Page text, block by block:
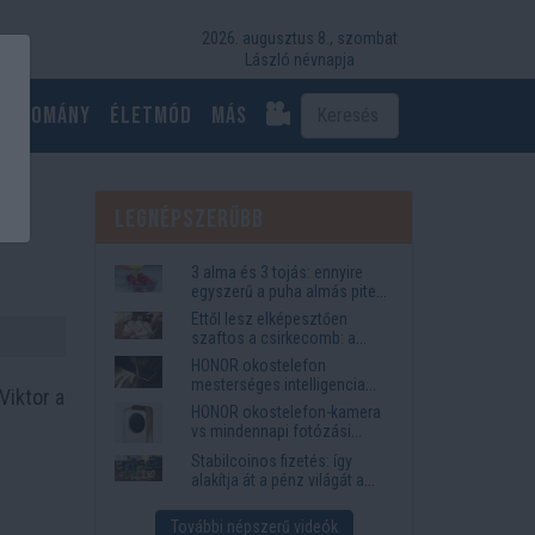
2026. augusztus 8., szombat
László névnapja
Tudomány Életmód más
a
3 alma és 3 tojás: ennyire
egyszerű a puha almás pite
titka
Ettől lesz elképesztően
szaftos a csirkecomb: a
sörös pác a titok
HONOR okostelefon
mesterséges intelligencia
funkciók, amelyek
megkönnyítik az életet
HONOR okostelefon-kamera
vs mindennapi fotózási
igények
Stabilcoinos fizetés: így
alakítja át a pénz világát a
Western Union
További népszerű videók